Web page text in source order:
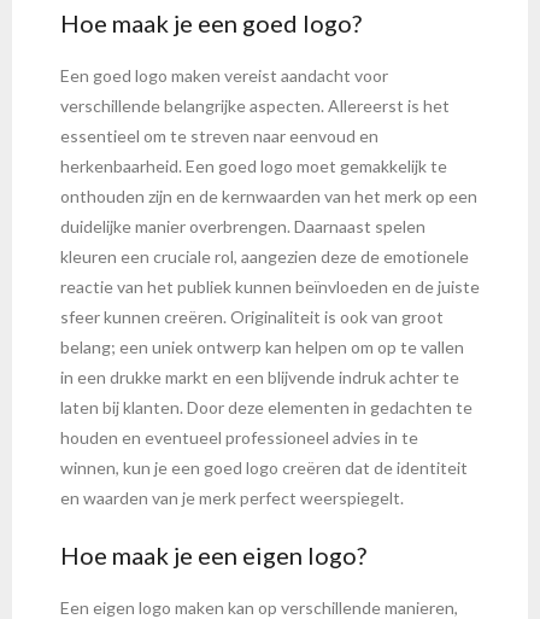
Hoe maak je een goed logo?
Een goed logo maken vereist aandacht voor
verschillende belangrijke aspecten. Allereerst is het
essentieel om te streven naar eenvoud en
herkenbaarheid. Een goed logo moet gemakkelijk te
onthouden zijn en de kernwaarden van het merk op een
duidelijke manier overbrengen. Daarnaast spelen
kleuren een cruciale rol, aangezien deze de emotionele
reactie van het publiek kunnen beïnvloeden en de juiste
sfeer kunnen creëren. Originaliteit is ook van groot
belang; een uniek ontwerp kan helpen om op te vallen
in een drukke markt en een blijvende indruk achter te
laten bij klanten. Door deze elementen in gedachten te
houden en eventueel professioneel advies in te
winnen, kun je een goed logo creëren dat de identiteit
en waarden van je merk perfect weerspiegelt.
Hoe maak je een eigen logo?
Een eigen logo maken kan op verschillende manieren,